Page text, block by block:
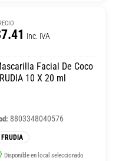
Inc. IVA
Facial De Coco
10 X 20 ml
8803348040576
FRUDIA
Disponible en local seleccionado